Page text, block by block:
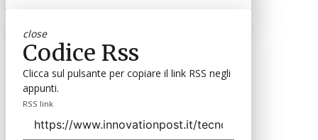
close
Codice Rss
Clicca sul pulsante per copiare il link RSS negli
appunti.
RSS link